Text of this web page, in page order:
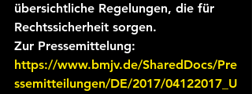
übersichtliche Regelungen, die für
Rechtssicherheit sorgen.
Zur Pressemittelung:
https://www.bmjv.de/SharedDocs/Pre
ssemitteilungen/DE/2017/04122017_U